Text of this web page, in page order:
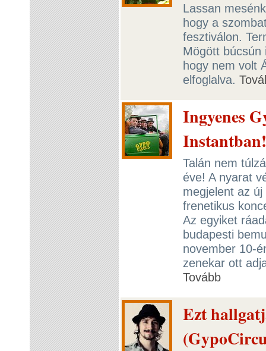
Lassan
hogy a
fesztiválon.
Mögött búcsún
hogy nem volt
elfoglalva.
Ingyenes
Instantban!
Talán nem
éve! A nyarat
megjelent az
frenetikus
Az egyiket
budapesti
november 10-
zenekar ott
Tovább
Ezt